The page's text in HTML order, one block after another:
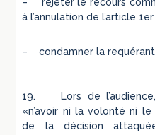
– rejeter le recours
à l’annulation de l’article
– condamner la
19. Lors de l’audience,
«n’avoir ni la volonté ni le
de la décision